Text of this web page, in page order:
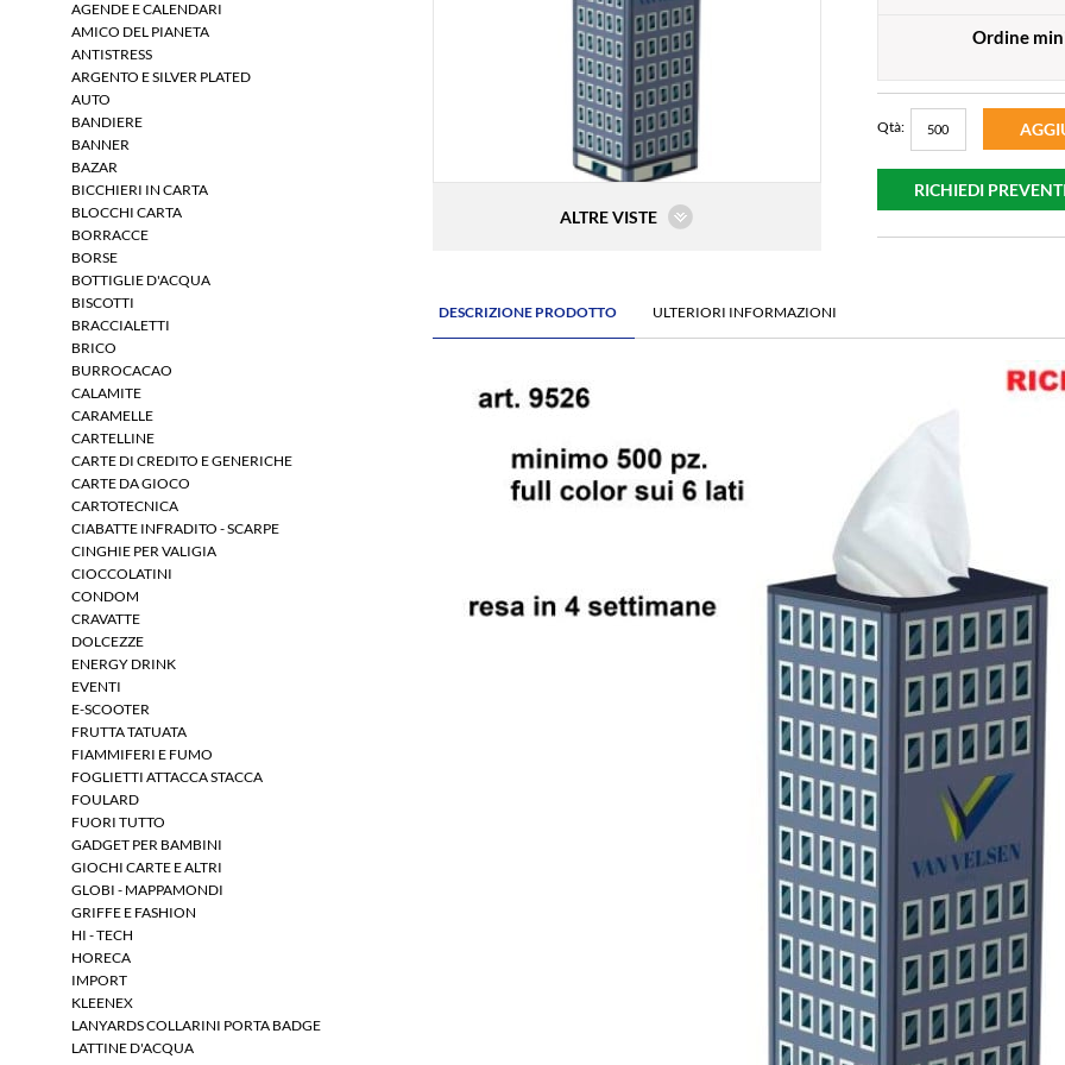
ALTRE VISTE
Ordine
Qtà:
RICHIEDI
DESCRIZIONE PRODOTTO ULTERIORI INFORMAZIONI
AGENDE E CALENDARI
AMICO DEL PIANETA
ANTISTRESS
ARGENTO E SILVER PLATED
AUTO
BANDIERE
BANNER
BAZAR
BICCHIERI IN CARTA
BLOCCHI CARTA
BORRACCE
BORSE
BOTTIGLIE D'ACQUA
BISCOTTI
BRACCIALETTI
BRICO
BURROCACAO
CALAMITE
CARAMELLE
CARTELLINE
CARTE DI CREDITO E GENERICHE
CARTE DA GIOCO
CARTOTECNICA
CIABATTE INFRADITO - SCARPE
CINGHIE PER VALIGIA
CIOCCOLATINI
CONDOM
CRAVATTE
DOLCEZZE
ENERGY DRINK
EVENTI
E-SCOOTER
FRUTTA TATUATA
FIAMMIFERI E FUMO
FOGLIETTI ATTACCA STACCA
FOULARD
FUORI TUTTO
GADGET PER BAMBINI
GIOCHI CARTE E ALTRI
GLOBI - MAPPAMONDI
GRIFFE E FASHION
HI - TECH
HORECA
IMPORT
KLEENEX
LANYARDS COLLARINI PORTA BADGE
LATTINE D'ACQUA